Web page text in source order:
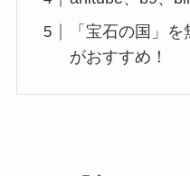
「宝石の国」
がおすすめ！